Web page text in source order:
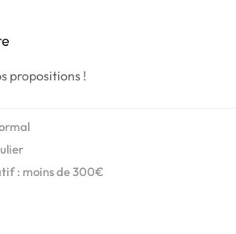
propositions !
: moins de 300€